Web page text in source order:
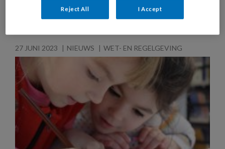
27 JUNI 2023 NIEUWS WET- EN REGELGEVING
Reject All I Accept